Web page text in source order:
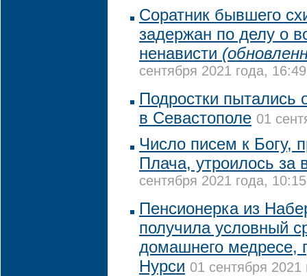
Соратник бывшего
задержан по делу о
ненависти
сентября 2021 года, 16:49
Подростки пытались
в Севастополе 01
Число писем к Богу,
Плача, утроилось за
сентября 2021 года, 10:15
Пенсионерка из
получила условный
домашнего медресе,
Нурси 01 сентября 2021